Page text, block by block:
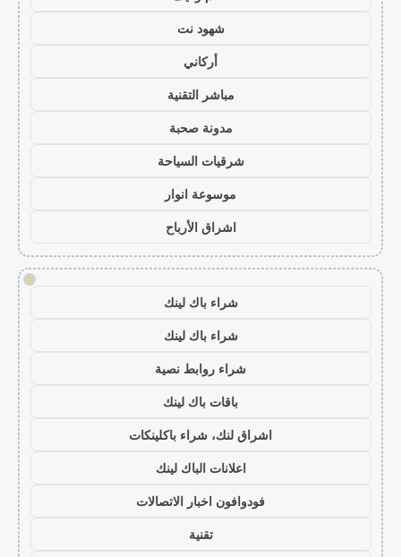
شهود نت
أركاني
مباشر التقنية
مدونة صحبة
شرقيات السياحة
موسوعة انوار
اشراق الأرباح
!
شراء باك لينك
شراء باك لينك
شراء روابط نصية
باقات باك لينك
اشراق لنك، شراء باكلينكات
اعلانات الباك لينك
فودوافون اخبار الاتصالات
تقنية